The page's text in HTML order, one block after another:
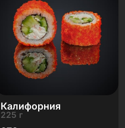
Калифорния
225 г